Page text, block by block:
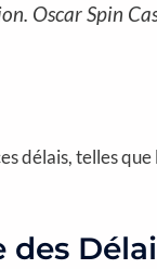
Oscar Spin
délais, telles
des